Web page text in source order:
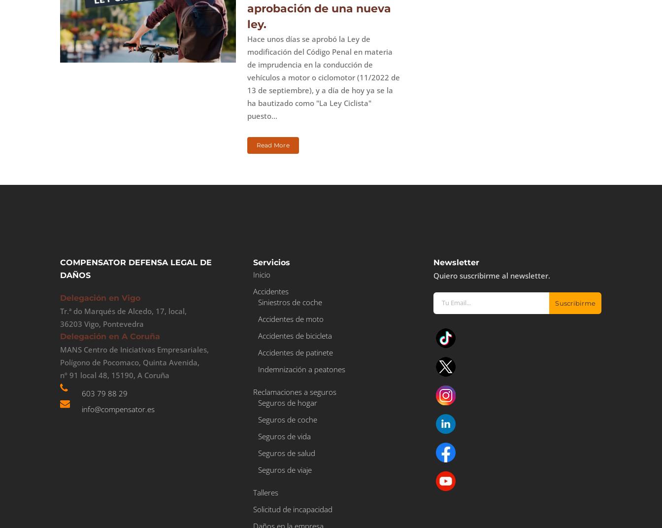
aprobación de una nueva
ley.
Hace unos días se aprobó la Ley de
modificación del Código Penal en materia
de imprudencia en la conducción de
vehículos a motor o ciclomotor (11/2022 de
13 de septiembre), y a día de hoy ya se la
ha bautizado como "La Ley Ciclista"
puesto...
Read More
COMPENSATOR DEFENSA LEGAL DE
DAÑOS
Delegación en Vigo
Tr.ª do Marqués de Alcedo, 17, local,
36203 Vigo, Pontevedra
Delegación en A Coruña
MANS Centro de Iniciativas Empresariales,
Polígono de Pocomaco, Quinta Avenida,
nº 91 local 48, 15190, A Coruña
603 79 88 29
info@compensator.es
Servicios
Inicio
Accidentes
Siniestros de coche
Accidentes de moto
Accidentes de bicicleta
Accidentes de patinete
Indemnización a peatones
Reclamaciones a seguros
Seguros de hogar
Seguros de coche
Seguros de vida
Seguros de salud
Seguros de viaje
Talleres
Solicitud de incapacidad
Daños en la empresa
Newsletter
Quiero suscribirme al newsletter.
A
e
n
t
v
e